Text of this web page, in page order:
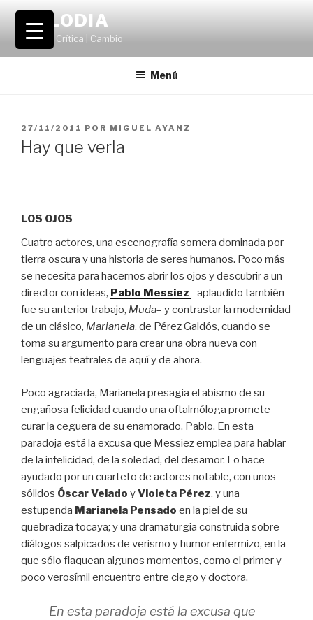
Saltar
contenido
VOLODIA
Teatro | Crítica | Cambio
Menú
PUBLICADO
EL
27/11/2011 POR MIGUEL AYANZ
Hay que verla
LOS OJOS
Cuatro actores, una escenografía somera dominada por
tierra oscura y una historia de seres humanos. Poco más
se necesita para hacernos abrir los ojos y descubrir a un
director con ideas, Pablo Messiez –aplaudido también
fue su anterior trabajo, Muda– y contrastar la modernidad
de un clásico, Marianela, de Pérez Galdós, cuando se
toma su argumento para crear una obra nueva con
lenguajes teatrales de aquí y de ahora.
Poco agraciada, Marianela presagia el abismo de su
engañosa felicidad cuando una oftalmóloga promete
curar la ceguera de su enamorado, Pablo. En esta
paradoja está la excusa que Messiez emplea para hablar
de la infelicidad, de la soledad, del desamor. Lo hace
ayudado por un cuarteto de actores notable, con unos
sólidos Óscar Velado yVioleta Pérez, y una
estupenda Marianela Pensado en la piel de su
quebradiza tocaya; y una dramaturgia construida sobre
diálogos salpicados de verismo y humor enfermizo, en la
que sólo flaquean algunos momentos, como el primer y
poco verosímil encuentro entre ciego y doctora.
En esta paradoja está la excusa que